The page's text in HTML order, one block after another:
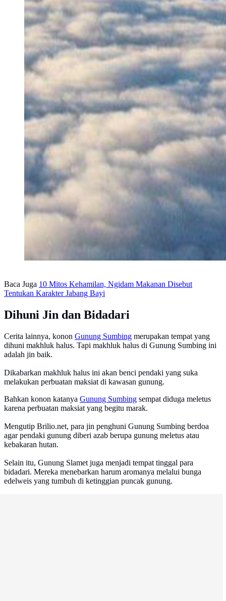
Baca Juga 10 Mitos Kehamilan, Ngidam Makanan Disebut
Tentukan Karakter Jabang Bayi
Dihuni Jin dan Bidadari
Cerita lainnya, konon Gunung Sumbing merupakan tempat yang
dihuni makhluk halus. Tapi makhluk halus di Gunung Sumbing ini
adalah jin baik.
Dikabarkan makhluk halus ini akan benci pendaki yang suka
melakukan perbuatan maksiat di kawasan gunung.
Bahkan konon katanya Gunung Sumbing sempat diduga meletus
karena perbuatan maksiat yang begitu marak.
Mengutip Brilio.net, para jin penghuni Gunung Sumbing berdoa
agar pendaki gunung diberi azab berupa gunung meletus atau
kebakaran hutan.
Selain itu, Gunung Slamet juga menjadi tempat tinggal para
bidadari. Mereka menebarkan harum aromanya melalui bunga
edelweis yang tumbuh di ketinggian puncak gunung.